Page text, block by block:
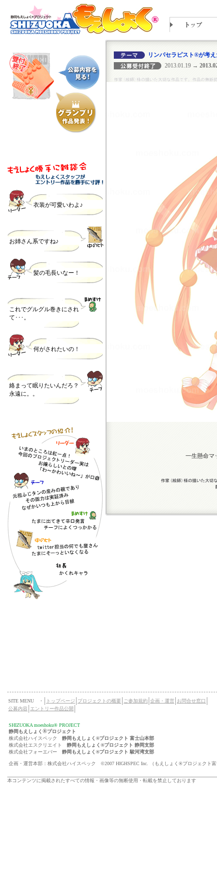
衣装が可愛いわよ♪
お姉さん系ですね♪
髪の毛長いなー！
これでグルグル巻きにされ
て･･･。
何がされたいの！
絡まって眠りたいんだろ？
永遠に。。
リンパセラピスト®が考
2013.01.19 →
一生懸命マ
SITE MENU ・ トップページ プロジェクトの概要 ご参加規約 企画・運営 お問合せ窓口
公募内容
エントリー作品公開
SHIZUOKA moeshoku® PROJECT
静岡もえしょく ®プロジェクト
株式会社ハイスペック 静岡もえしょく®プロジェクト 富士山本部
株式会社エスクリエイト 静岡もえしょく®プロジェクト 静岡支部
株式会社フォーエバー 静岡もえしょく®プロジェクト 駿河湾支部
企画・運営本部：株式会社ハイスペック ©2007 HIGHSPEC Inc. （もえしょく®プロジェクト
本コンテンツに掲載されたすべての情報・画像等の無断使用・転載を禁止しております